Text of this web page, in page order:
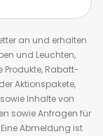
an und erhalten
und Leuchten,
Rabatt-
Aktionspakete,
Inhalte von
sowie Anfragen für
Abmeldung ist